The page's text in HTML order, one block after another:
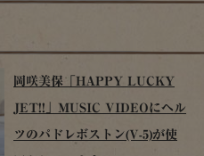
岡咲美保「HAPPY LUCKY
JET!!」MUSIC VIDEOにヘル
ツのパドレボストン(V-5)が使